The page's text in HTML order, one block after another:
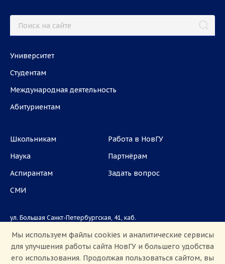
Университет
Студентам
Международная деятельность
Абитуриентам
Школьникам
Наука
Аспирантам
СМИ
Работа в НовГУ
Партнёрам
Задать вопрос
ул. Большая Санкт-Петербургская, 41, каб.
Приемная комиссия: +7(8162)33-20-44
Мы используем файлы cookies и аналитические сервисы
для улучшения работы сайта НовГУ и большего удобства
его использования. Продолжая пользоваться сайтом, вы